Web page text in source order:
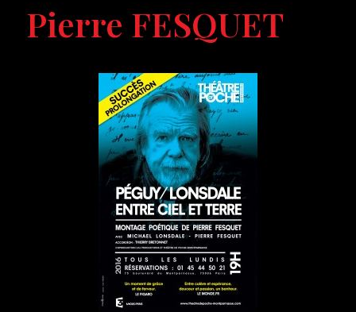
Pierre FESQUET